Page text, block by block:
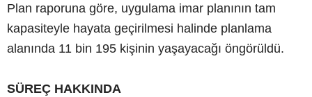
Plan raporuna göre, uygulama imar planının tam
kapasiteyle hayata geçirilmesi halinde planlama
alanında 11 bin 195 kişinin yaşayacağı öngörüldü.
SÜREÇ HAKKINDA